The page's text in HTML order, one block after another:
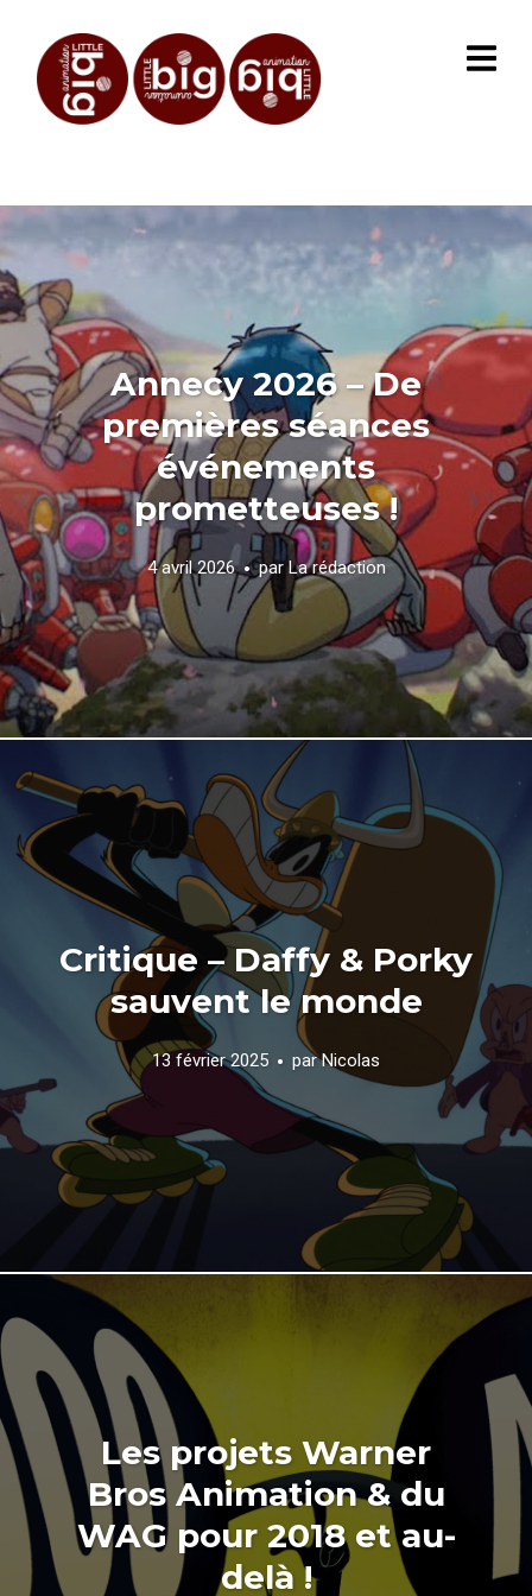
Annecy 2026 – De
premières séances
événements
prometteuses !
4 avril 2026 parLa rédaction
Critique – Daffy & Porky
sauvent le monde
13 février 2025 parNicolas
Les projets Warner
Bros Animation & du
WAG pour 2018 et au-
delà !